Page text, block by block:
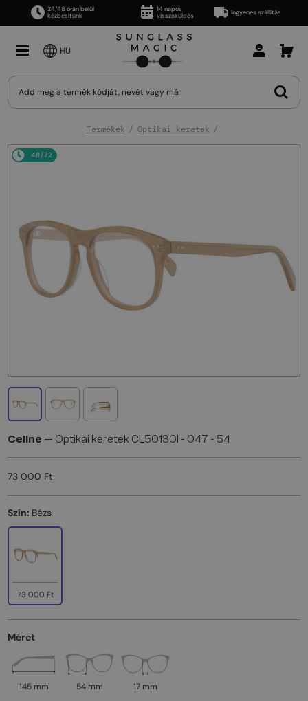
24/48 órán belül
kézbesítünk
14 napos
visszaküldés
Ingyenes szállítás
HU
Termékek Optikai keretek
48/72
Celine — Optikai keretek CL50130I - 047 - 54
73 000 Ft
Szín: Bézs
73 000 Ft
Méret
145 mm 54 mm 17 mm